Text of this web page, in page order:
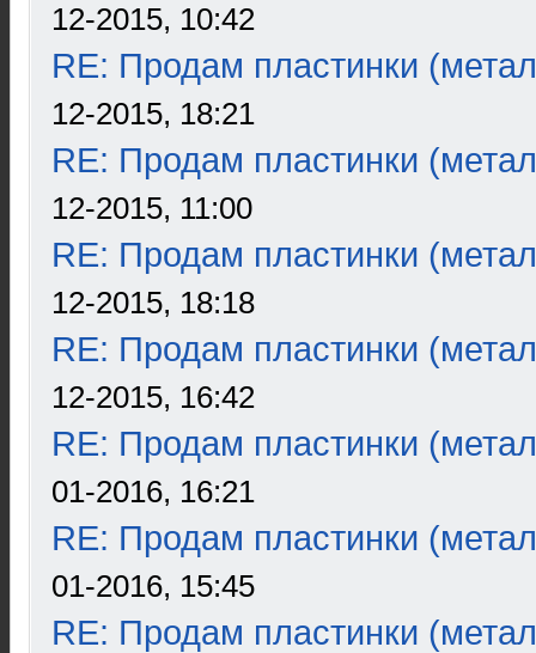
12-2015, 10:42
RE: Продам пластинки
12-2015, 18:21
RE: Продам пластинки
12-2015, 11:00
RE: Продам пластинки
12-2015, 18:18
RE: Продам пластинки
12-2015, 16:42
RE: Продам пластинки
01-2016, 16:21
RE: Продам пластинки
01-2016, 15:45
RE: Продам пластинки